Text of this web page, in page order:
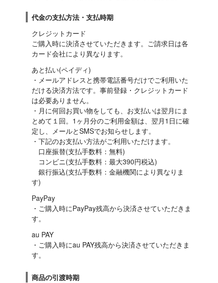
代金の支払方法・支払時期
クレジットカード
ご購入時に決済させていただきます。ご請求日は各
カード会社により異なります。
あと払い(ペイディ)
・メールアドレスと携帯電話番号だけでご利用いた
だける決済方法です。事前登録・クレジットカード
は必要ありません。
・月に何回お買い物をしても、お支払いは翌月にま
とめて１回。1ヶ月分のご利用金額は、翌月1日に確
定し、メールとSMSでお知らせします。
・下記のお支払い方法がご利用いただけます。
口座振替(支払手数料：無料)
コンビニ(支払手数料：最大390円税込)
銀行振込(支払手数料：金融機関により異なりま
す)
PayPay
・ご購入時にPayPay残高から決済させていただきま
す。
au PAY
・ご購入時にau PAY残高から決済させていただきま
す。
商品の引渡時期